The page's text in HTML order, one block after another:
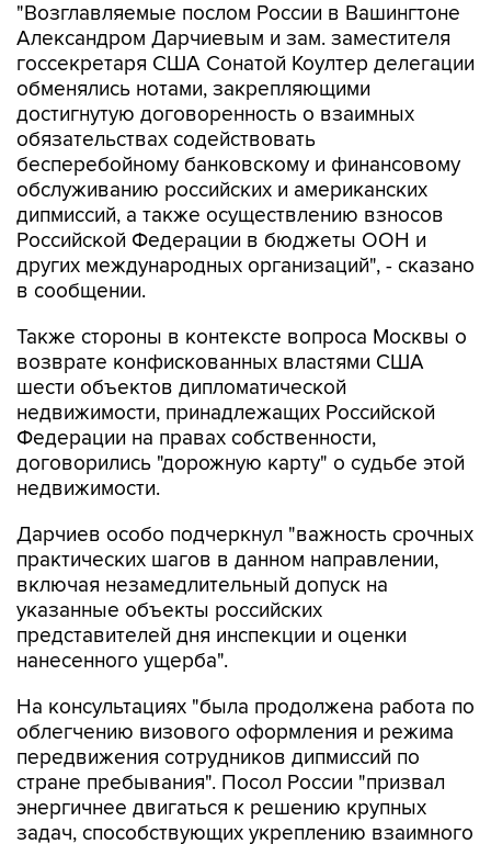
"Возглавляемые послом России в Вашингтоне
Александром Дарчиевым и зам. заместителя
госсекретаря США Сонатой Коултер делегации
обменялись нотами, закрепляющими
достигнутую договоренность о взаимных
обязательствах содействовать
бесперебойному банковскому и финансовому
обслуживанию российских и американских
дипмиссий, а также осуществлению взносов
Российской Федерации в бюджеты ООН и
других международных организаций", - сказано
в сообщении.
Также стороны в контексте вопроса Москвы о
возврате конфискованных властями США
шести объектов дипломатической
недвижимости, принадлежащих Российской
Федерации на правах собственности,
договорились "дорожную карту" о судьбе этой
недвижимости.
Дарчиев особо подчеркнул "важность срочных
практических шагов в данном направлении,
включая незамедлительный допуск на
указанные объекты российских
представителей дня инспекции и оценки
нанесенного ущерба".
На консультациях "была продолжена работа по
облегчению визового оформления и режима
передвижения сотрудников дипмиссий по
стране пребывания". Посол России "призвал
энергичнее двигаться к решению крупных
задач, способствующих укреплению взаимного